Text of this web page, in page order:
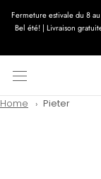
Fermeture estivale du 8
Bel été! | Livraison
Home Pieter